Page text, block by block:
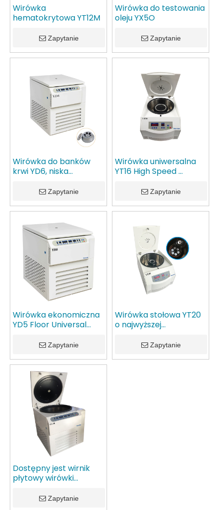
Wirówka
hematokrytowa YT12M
Zapytanie
Wirówka do testowania
oleju YX5O
Zapytanie
Wirówka do banków
krwi YD6, niska
obr./min, stojąca na
chłodzeniem
Zapytanie
Wirówka uniwersalna
YT16 High Speed ​​
Zapytanie
Wirówka ekonomiczna
YD5 Floor Universal
Zapytanie
Wirówka stołowa YT20
o najwyższej
odśrodkowa powyżej
Zapytanie
Dostępny jest wirnik
płytowy wirówki
pojemności i dużej
Zapytanie